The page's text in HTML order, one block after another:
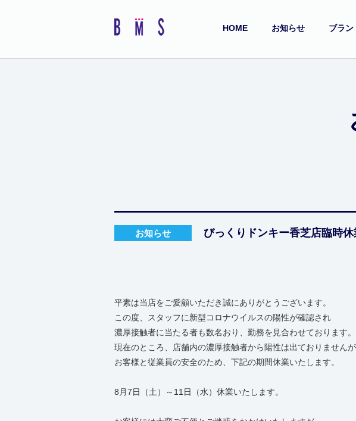
HOME お知らせ ブラン
お知らせ びっくりドンキー香芝店臨時
平素は当店をご愛顧いただき誠にありがとうございます。
この度、スタッフに新型コロナウイルスの陽性が確認され
濃厚接触者に当たる者も数名おり、勤務を見合わせております。
現在のところ、店舗内の濃厚接触者から陽性は出ておりませんが
お客様と従業員の安全のため、下記の期間休業いたします。
8月7日（土）～11日（水）休業いたします。